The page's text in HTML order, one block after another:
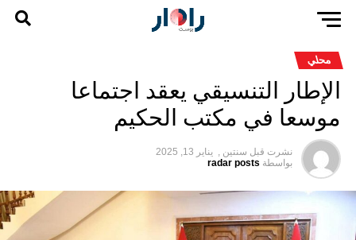
محلي
الإطار التنسيقي يعقد اجتماعا
موسعا في مكتب الحكيم
نشرت قبل سنتين , يناير 13, 2025
بواسطة radar posts